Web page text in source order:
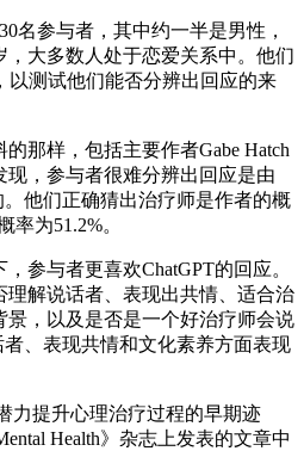
参与者，其中约一半是男性，
，大多数人处于恋爱关系中。他们
测试他们能否分辨出回应的来
样，包括主要作者Gabe Hatch
现，参与者很难分辨出回应是由
他们正确猜出治疗师是作者的概
率为51.2%。
与者更喜欢ChatGPT的回应。
解说话者、表现出共情、适合治
，以及是否是一个好治疗师会说
者、表现共情和文化素养方面表现
提升心理治疗过程的早期迹
Health》杂志上发表的文章中